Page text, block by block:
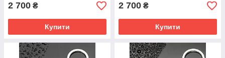
2 700 ₴
Купити
2 700 ₴
Купити